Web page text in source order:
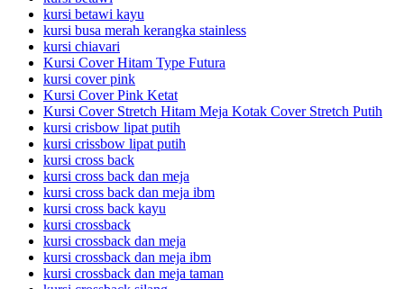
kursi betawi kayu
kursi busa merah kerangka stainless
kursi chiavari
Kursi Cover Hitam Type Futura
kursi cover pink
Kursi Cover Pink Ketat
Kursi Cover Stretch Hitam Meja Kotak Cover Stretch Putih
kursi crisbow lipat putih
kursi crissbow lipat putih
kursi cross back
kursi cross back dan meja
kursi cross back dan meja ibm
kursi cross back kayu
kursi crossback
kursi crossback dan meja
kursi crossback dan meja ibm
kursi crossback dan meja taman